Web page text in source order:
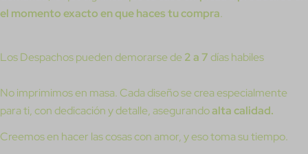
el momento exacto en que haces tu compra.
Los Despachos pueden demorarse de2 a 7 días habiles
No imprimimos en masa. Cada diseño se crea especialmente
para ti, con dedicación y detalle, asegurandoalta calidad.
Creemos en hacer las cosas con amor, y eso toma su tiempo.